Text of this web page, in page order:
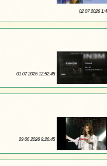
02 07 2026
01 07 2026 12:52:45
29 06 2026 9:26:45